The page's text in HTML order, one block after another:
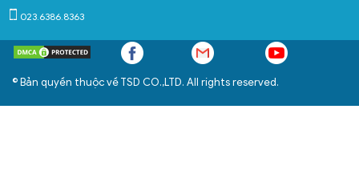
023.6386.8363
© Bản quyền thuộc về TSD CO.,LTD. All rights reserved.